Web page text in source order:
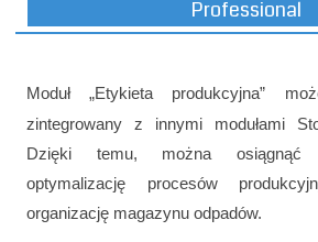
Professional
Moduł „Etykieta produkcyjna”
zintegrowany z innymi modułami
Dzięki temu, można osiągnąć
optymalizację procesów
organizację magazynu odpadów.